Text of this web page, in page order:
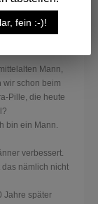
Mann,
wir schon beim
Pille, die heute
bin ein Mann.
verbessert.
nämlich nicht
Jahre später
fein :-)!